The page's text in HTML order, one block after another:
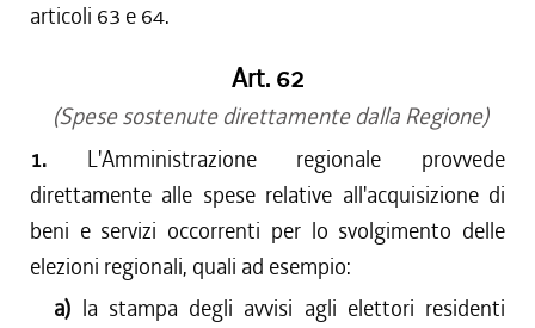
articoli 63 e 64.
Art. 62
(Spese sostenute direttamente dalla Regione)
1. L'Amministrazione regionale provvede
direttamente alle spese relative all'acquisizione di
beni e servizi occorrenti per lo svolgimento delle
elezioni regionali, quali ad esempio:
a) la stampa degli avvisi agli elettori residenti